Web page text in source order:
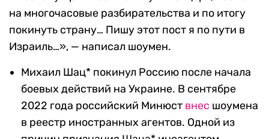
на многочасовые разбирательства и по итогу
покинуть страну… Пишу этот пост я по пути в
Израиль…», — написал шоумен.
Михаил Шац* покинул Россию после начала
боевых действий на Украине. В сентябре
2022 года российский Минюст внес шоумена
в реестр иностранных агентов. Одной из